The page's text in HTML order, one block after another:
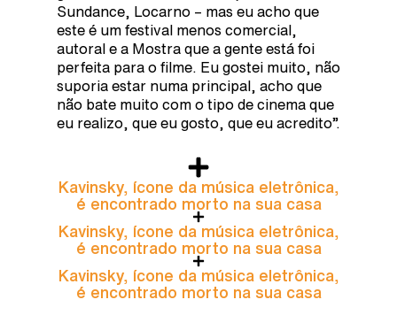
Sundance, Locarno – mas eu acho que
este é um festival menos comercial,
autoral e a Mostra que a gente está foi
perfeita para o filme. Eu gostei muito, não
suporia estar numa principal, acho que
não bate muito com o tipo de cinema que
eu realizo, que eu gosto, que eu acredito”.
Kavinsky, ícone da música eletrônica,
é encontrado morto na sua casa
Kavinsky, ícone da música eletrônica,
é encontrado morto na sua casa
Kavinsky, ícone da música eletrônica,
é encontrado morto na sua casa